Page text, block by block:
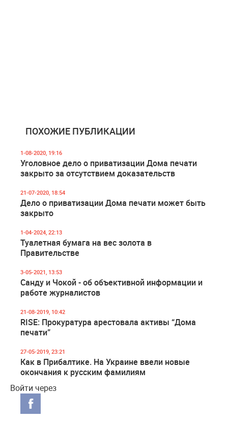
ПОХОЖИЕ ПУБЛИКАЦИИ
1-08-2020, 19:16
Уголовное дело о приватизации Дома печати
закрыто за отсутствием доказательств
21-07-2020, 18:54
Дело о приватизации Дома печати может быть
закрыто
1-04-2024, 22:13
Туалетная бумага на вес золота в
Правительстве
3-05-2021, 13:53
Санду и Чокой - об объективной информации и
работе журналистов
21-08-2019, 10:42
RISE: Прокуратура арестовала активы “Дома
печати”
27-05-2019, 23:21
Как в Прибалтике. На Украине ввели новые
окончания к русским фамилиям
Войти через